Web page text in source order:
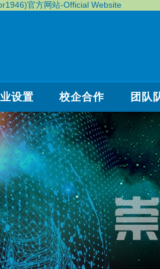
官方网站-Official Website
设置 校企合作 团队